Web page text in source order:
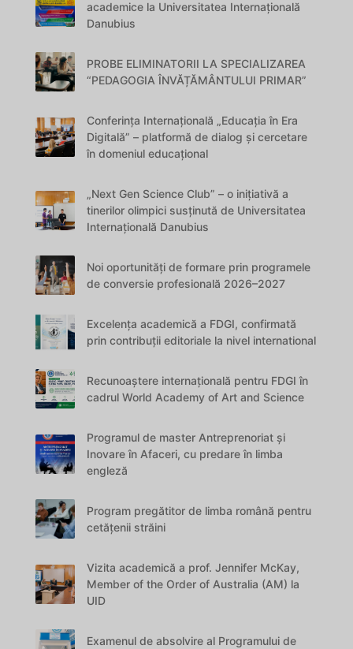
academice la Universitatea Internațională
Danubius
PROBE ELIMINATORII LA SPECIALIZAREA
“PEDAGOGIA ÎNVĂȚĂMÂNTULUI PRIMAR”
Conferința Internațională „Educația în Era
Digitală” – platformă de dialog și cercetare
în domeniul educațional
„Next Gen Science Club” – o inițiativă a
tinerilor olimpici susținută de Universitatea
Internațională Danubius
Noi oportunități de formare prin programele
de conversie profesională 2026–2027
Excelența academică a FDGI, confirmată
prin contribuții editoriale la nivel international
Recunoaștere internațională pentru FDGI în
cadrul World Academy of Art and Science
Programul de master Antreprenoriat și
Inovare în Afaceri, cu predare în limba
engleză
Program pregătitor de limba română pentru
cetățenii străini
Vizita academică a prof. Jennifer McKay,
Member of the Order of Australia (AM) la
UID
Examenul de absolvire al Programului de